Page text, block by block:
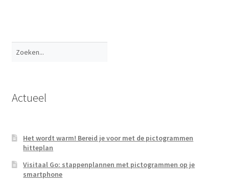
Actueel
Het wordt warm! Bereid je voor met de pictogrammen
hitteplan
Visitaal Go: stappenplannen met pictogrammen op je
smartphone